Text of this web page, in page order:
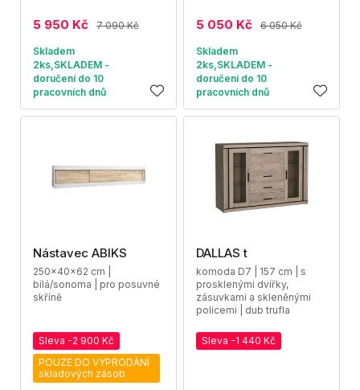
5 950 Kč 7 090 Kč
Skladem
2ks,SKLADEM -
doručení do 10
pracovních dnů
5 050 Kč 6 050 Kč
Skladem
2ks,SKLADEM -
doručení do 10
pracovních dnů
Nástavec ABIKS
250x40x62 cm |
bílá/sonoma | pro posuvné
skříně
Sleva -2 900 Kč
POUZE DO VYPRODÁNÍ
skladových zásob
DALLAS t
komoda D7 | 157 cm | s
prosklenými dvířky,
zásuvkami a skleněnými
policemi | dub trufla
Sleva -1 440 Kč